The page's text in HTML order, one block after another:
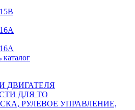
каталог
ДВИГАТЕЛЯ
ДЛЯ ТО
РУЛЕВОЕ УПРАВЛЕНИЕ,